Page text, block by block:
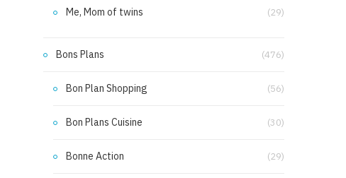
Me, Mom of twins (29)
Bons Plans (476)
Bon Plan Shopping (56)
Bon Plans Cuisine (30)
Bonne Action (29)